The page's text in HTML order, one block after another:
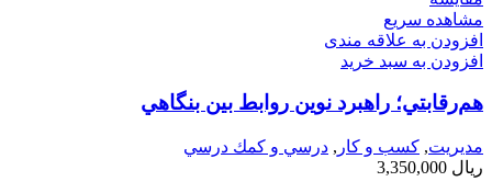
مشاهده سریع
افزودن به علاقه مندی
افزودن به سبد خرید
هم‌رقابتي؛ راهبرد نوين روابط بين بنگاهي
مديريت, کسب و کار , درسي و كمك درسي
ریال